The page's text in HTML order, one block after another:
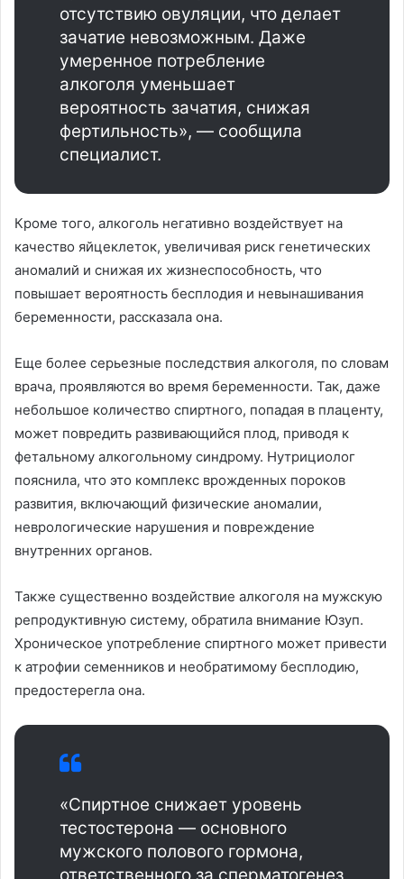
отсутствию овуляции, что делает
зачатие невозможным. Даже
умеренное потребление
алкоголя уменьшает
вероятность зачатия, снижая
фертильность», — сообщила
специалист.
Кроме того, алкоголь негативно воздействует на
качество яйцеклеток, увеличивая риск генетических
аномалий и снижая их жизнеспособность, что
повышает вероятность бесплодия и невынашивания
беременности, рассказала она.
Еще более серьезные последствия алкоголя, по словам
врача, проявляются во время беременности. Так, даже
небольшое количество спиртного, попадая в плаценту,
может повредить развивающийся плод, приводя к
фетальному алкогольному синдрому. Нутрициолог
пояснила, что это комплекс врожденных пороков
развития, включающий физические аномалии,
неврологические нарушения и повреждение
внутренних органов.
Также существенно воздействие алкоголя на мужскую
репродуктивную систему, обратила внимание Юзуп.
Хроническое употребление спиртного может привести
к атрофии семенников и необратимому бесплодию,
предостерегла она.
«Спиртное снижает уровень
тестостерона — основного
мужского полового гормона,
ответственного за сперматогенез